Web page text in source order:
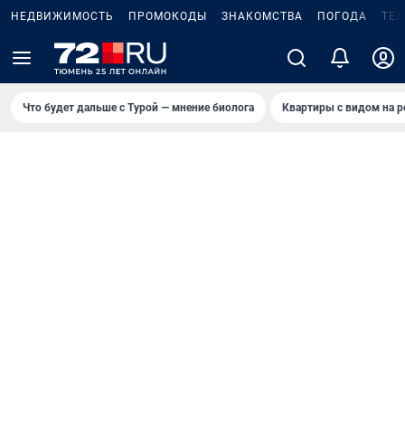
НЕДВИЖИМОСТЬ ПРОМОКОДЫ ЗНАКОМСТВА ПОГОДА
Что будет дальше с Турой — мнение биолога Квартиры с видом на